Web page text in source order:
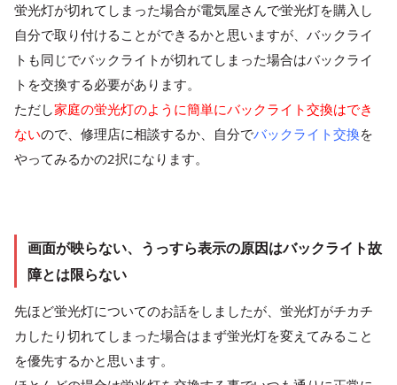
蛍光灯が切れてしまった場合が電気屋さんで蛍光灯を購入し
自分で取り付けることができるかと思いますが、バックライ
トも同じでバックライトが切れてしまった場合はバックライ
トを交換する必要があります。
ただし家庭の蛍光灯のように簡単にバックライト交換はでき
ないので、修理店に相談するか、自分でバックライト交換を
やってみるかの2択になります。
画面が映らない、うっすら表示の原因はバックライト故
障とは限らない
先ほど蛍光灯についてのお話をしましたが、蛍光灯がチカチ
カしたり切れてしまった場合はまず蛍光灯を変えてみること
を優先するかと思います。